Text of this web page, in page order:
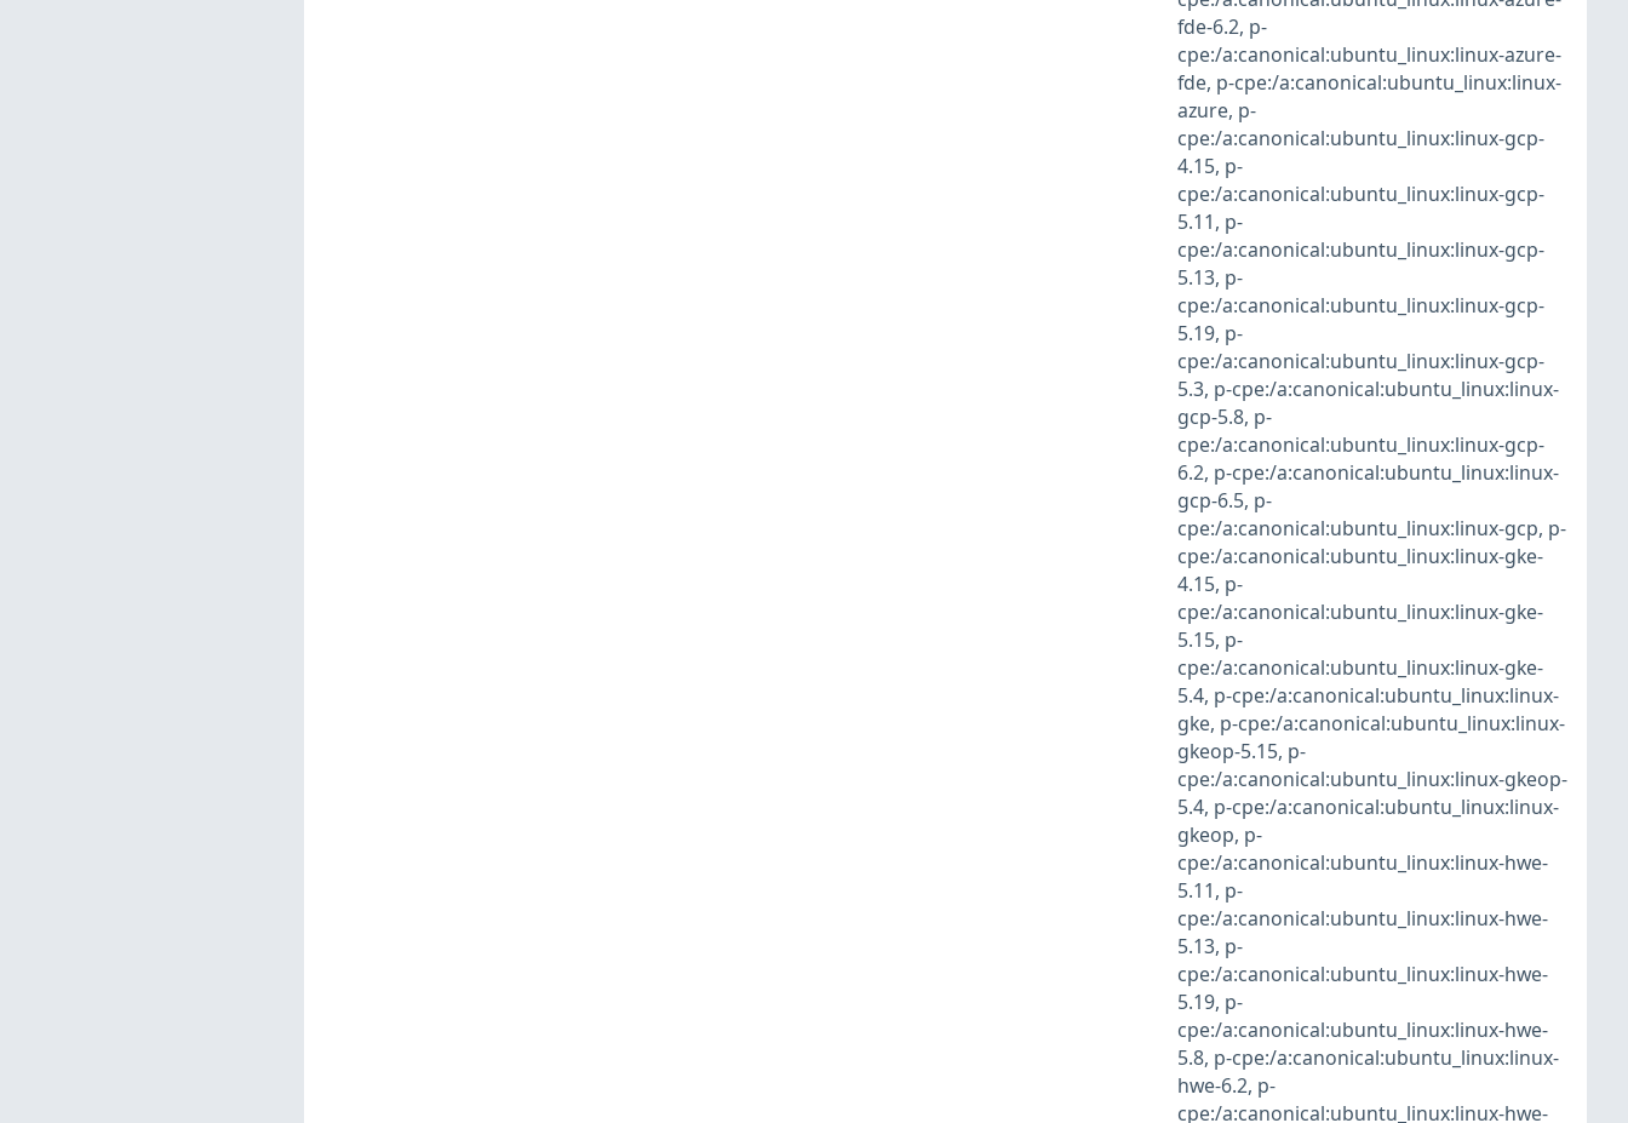
fde-6.2, p-
cpe:/a:canonical:ubuntu_linux:linux-azure-
fde, p-cpe:/a:canonical:ubuntu_linux:linux-
azure, p-
cpe:/a:canonical:ubuntu_linux:linux-gcp-
4.15, p-
cpe:/a:canonical:ubuntu_linux:linux-gcp-
5.11, p-
cpe:/a:canonical:ubuntu_linux:linux-gcp-
5.13, p-
cpe:/a:canonical:ubuntu_linux:linux-gcp-
5.19, p-
cpe:/a:canonical:ubuntu_linux:linux-gcp-
5.3, p-cpe:/a:canonical:ubuntu_linux:linux-
gcp-5.8, p-
cpe:/a:canonical:ubuntu_linux:linux-gcp-
6.2, p-cpe:/a:canonical:ubuntu_linux:linux-
gcp-6.5, p-
cpe:/a:canonical:ubuntu_linux:linux-gcp, p-
cpe:/a:canonical:ubuntu_linux:linux-gke-
4.15, p-
cpe:/a:canonical:ubuntu_linux:linux-gke-
5.15, p-
cpe:/a:canonical:ubuntu_linux:linux-gke-
5.4, p-cpe:/a:canonical:ubuntu_linux:linux-
gke, p-cpe:/a:canonical:ubuntu_linux:linux-
gkeop-5.15, p-
cpe:/a:canonical:ubuntu_linux:linux-gkeop-
5.4, p-cpe:/a:canonical:ubuntu_linux:linux-
gkeop, p-
cpe:/a:canonical:ubuntu_linux:linux-hwe-
5.11, p-
cpe:/a:canonical:ubuntu_linux:linux-hwe-
5.13, p-
cpe:/a:canonical:ubuntu_linux:linux-hwe-
5.19, p-
cpe:/a:canonical:ubuntu_linux:linux-hwe-
5.8, p-cpe:/a:canonical:ubuntu_linux:linux-
hwe-6.2, p-
cpe:/a:canonical:ubuntu_linux:linux-hwe-